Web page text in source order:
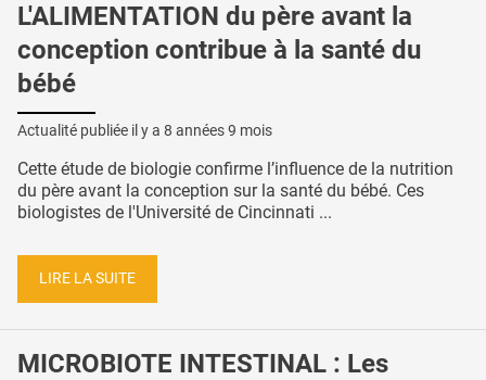
L'ALIMENTATION du père avant la
conception contribue à la santé du
bébé
Actualité publiée il y a 8 années 9 mois
Cette étude de biologie confirme l’influence de la nutrition
du père avant la conception sur la santé du bébé. Ces
biologistes de l'Université de Cincinnati ...
LIRE LA SUITE
MICROBIOTE INTESTINAL : Les